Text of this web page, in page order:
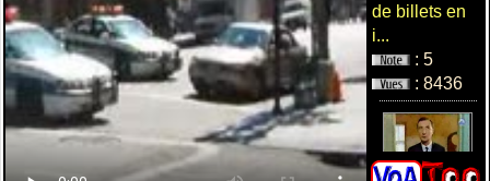
de billets en
i...
: 5
: 8436